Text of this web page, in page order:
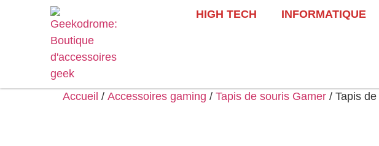
HIGH TECH INFORMATIQUE
Accueil / Accessoires gaming / Tapis de souris Gamer / Tapis